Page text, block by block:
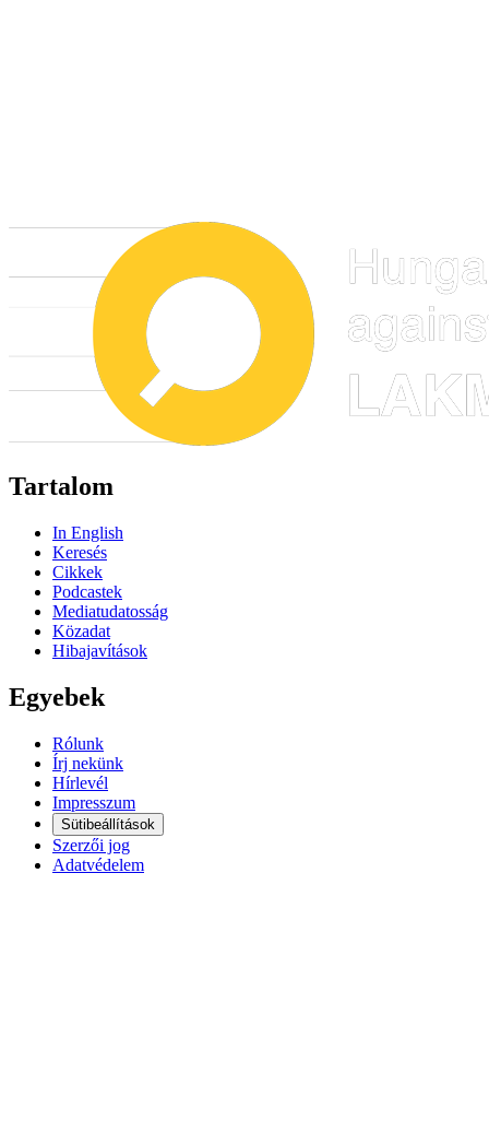
Tartalom
In English
Keresés
Cikkek
Podcastek
Mediatudatosság
Közadat
Hibajavítások
Egyebek
Rólunk
Írj nekünk
Hírlevél
Impresszum
Sütibeállítások
Szerzői jog
Adatvédelem